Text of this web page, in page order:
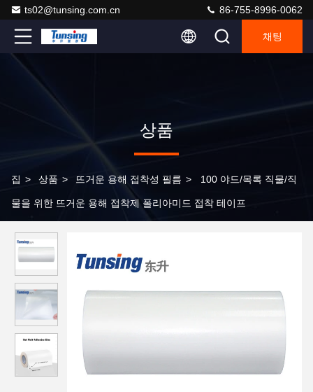
ts02@tunsing.com.cn 86-755-8996-0062
채팅
상품
집 > 상품 > 뜨거운 용해 접착성 필름 > 100 야드/목록 직물/직
물을 위한 뜨거운 용해 접착제 폴리아미드 접착 테이프